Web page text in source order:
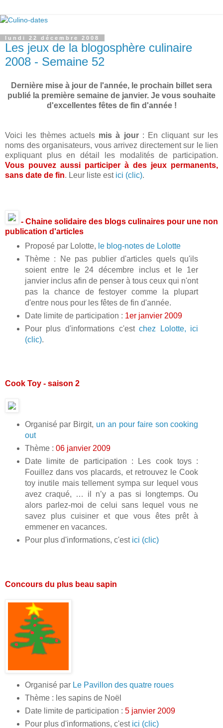
lundi 22 décembre 2008
Les jeux de la blogosphère culinaire
2008 - Semaine 52
Dernière mise à jour de l'année, le prochain billet sera
publié la première semaine de janvier. Je vous souhaite
d'excellentes fêtes de fin d'année !
Voici les thèmes actuels mis à jour: En cliquant sur les
noms des organisateurs, vous arrivez directement sur le lien
expliquant plus en détail les modalités de participation.
Vous pouvez aussi participer à des jeux permanents,
sans date de fin. Leur liste est ici (clic).
- Chaine solidaire des blogs culinaires pour une non
publication d'articles
Proposé par Lolotte, le blog-notes de Lolotte
Thème : Ne pas publier d'articles quels qu'ils
soient entre le 24 décembre inclus et le 1er
janvier inclus afin de penser à tous ceux qui n'ont
pas la chance de festoyer comme la plupart
d'entre nous pour les fêtes de fin d'année.
Date limite de participation : 1er janvier 2009
Pour plus d'informations c'estchez Lolotte, ici
(clic).
Cook Toy - saison 2
Organisé par Birgit, un an pour faire son cooking
out
Thème : 06 janvier 2009
Date limite de participation : Les cook toys :
Fouillez dans vos placards, et retrouvez le Cook
toy inutile mais tellement sympa sur lequel vous
avez craqué, … il n’y a pas si longtemps. Ou
alors parlez-moi de celui sans lequel vous ne
savez plus cuisiner et que vous êtes prêt à
emmener en vacances.
Pour plus d'informations, c'est ici (clic)
Concours du plus beau sapin
Organisé par Le Pavillon des quatre roues
Thème : les sapins de Noël
Date limite de participation : 5 janvier 2009
Pour plus d'informations, c'est ici (clic)